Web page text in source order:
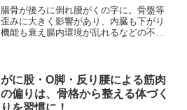
腸骨が後ろに倒れ腰がくの字に。骨盤等
歪みに大きく影響があり、内臓も下がり
機能も衰え腸内環境が乱れるなどの不調
がに股・O脚・反り腰による筋肉
の偏りは、骨格から整える体づく
りを習慣に！